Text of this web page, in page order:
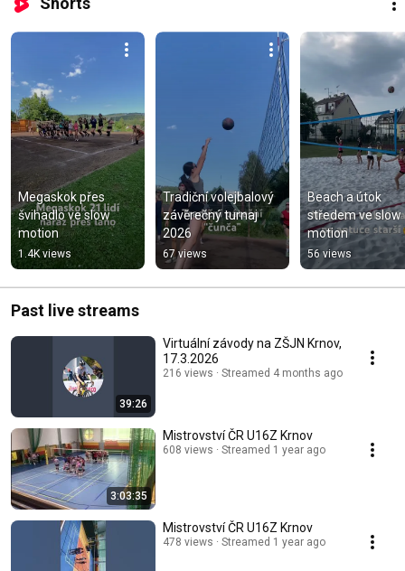
Megaskok přes
švihadlo ve slow
motion
1.4K views
Tradiční volejbalový
závěrečný turnaj
2026
67 views
Beach a útok
středem ve slow
motion
56 views
Past live streams
39:26
Virtuální závody na ZŠJN Krnov,
17.3.2026
216 views Streamed 4 months ago
3:03:35
Mistrovství ČR U16Z Krnov
608 views Streamed 1 year ago
Mistrovství ČR U16Z Krnov
478 views Streamed 1 year ago